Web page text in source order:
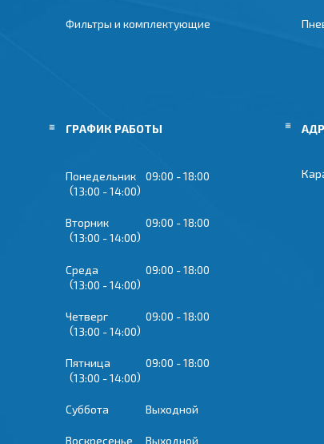
Фильтры и комплектующие
ГРАФИК РАБОТЫ
Понедельник 09:00
18:00
13:00
14:00
Вторник 09:00
18:00
13:00
14:00
Среда 09:00
18:00
13:00
14:00
Четверг 09:00
18:00
13:00
14:00
Пятница 09:00
18:00
13:00
14:00
Суббота Выходной
Воскресенье Выходной